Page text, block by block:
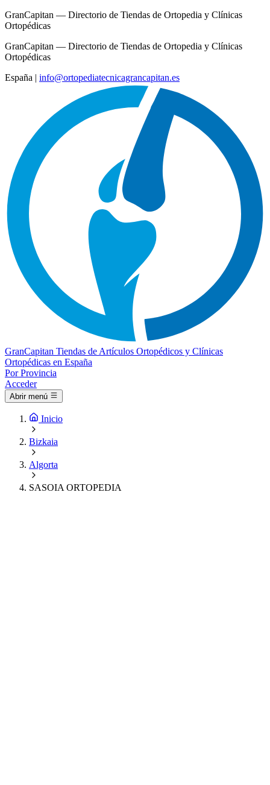
GranCapitan — Directorio de Tiendas de Ortopedia y Clínicas
Ortopédicas
GranCapitan — Directorio de Tiendas de Ortopedia y Clínicas
Ortopédicas
España | info@ortopediatecnicagrancapitan.es
GranCapitan Tiendas de Artículos Ortopédicos y Clínicas
Ortopédicas en España
Por Provincia
Acceder
Abrir menú
Inicio
Bizkaia
Algorta
SASOIA ORTOPEDIA